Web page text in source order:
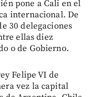
pone a Cali en el
internacional. De
30 delegaciones
ellas diez
o de Gobierno.
Felipe VI de
vez la capital